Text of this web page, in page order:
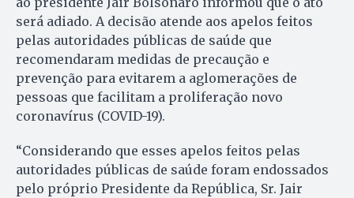
será adiado. A decisão atende aos apelos feitos
pelas autoridades públicas de saúde que
recomendaram medidas de precaução e
prevenção para evitarem a aglomerações de
pessoas que facilitam a proliferação novo
coronavírus (COVID-19).
“Considerando que esses apelos feitos pelas
autoridades públicas de saúde foram endossados
pelo próprio Presidente da República, Sr. Jair